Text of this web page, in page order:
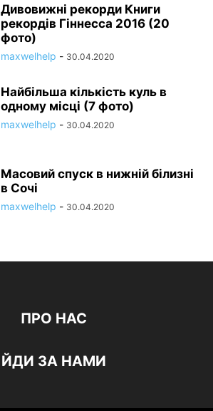
Дивовижні рекорди Книги
рекордів Гіннесса 2016 (20
фото)
maxwelhelp - 30.04.2020
Найбільша кількість куль в
одному місці (7 фото)
maxwelhelp - 30.04.2020
Масовий спуск в нижній білизні
в Сочі
maxwelhelp - 30.04.2020
ПРО НАС
ЙДИ ЗА НАМИ